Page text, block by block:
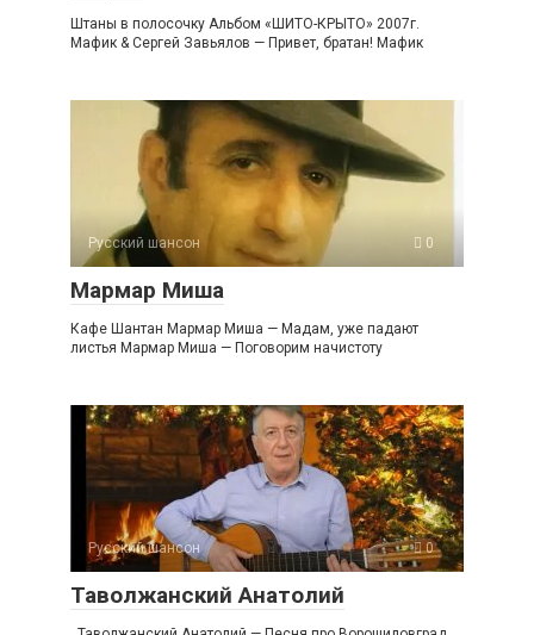
Штаны в полосочку Альбом «ШИТО-КРЫТО» 2007г.
Мафик & Сергей Завьялов — Привет, братан! Мафик
Русский шансон 0
Мармар Миша
Кафе Шантан Мармар Миша — Мадам, уже падают
листья Мармар Миша — Поговорим начистоту
Русский шансон 0
Таволжанский Анатолий